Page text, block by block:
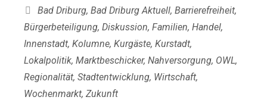
Schlagwörter
Bad Driburg, Bad Driburg Aktuell, Barrierefreiheit,
Bürgerbeteiligung, Diskussion, Familien, Handel,
Innenstadt, Kolumne, Kurgäste, Kurstadt,
Lokalpolitik, Marktbeschicker, Nahversorgung, OWL,
Regionalität, Stadtentwicklung, Wirtschaft,
Wochenmarkt, Zukunft